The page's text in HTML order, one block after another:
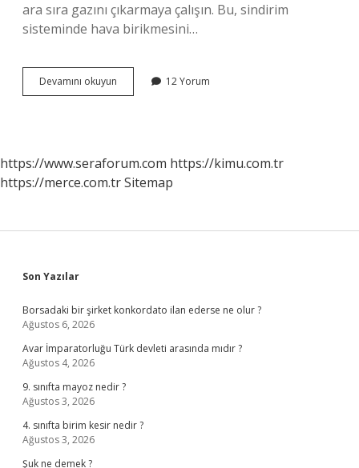
ara sıra gazını çıkarmaya çalışın. Bu, sindirim
sisteminde hava birikmesini…
Devamını okuyun
Gazına
12 Yorum
https://www.seraforum.com https://kimu.com.tr
https://merce.com.trSitemap
Sidebar
Son Yazılar
Borsadaki bir şirket konkordato ilan ederse ne olur ?
Ağustos 6, 2026
Avar İmparatorluğu Türk devleti arasında mıdır ?
Ağustos 4, 2026
9. sınıfta mayoz nedir ?
Ağustos 3, 2026
4. sınıfta birim kesir nedir ?
Ağustos 3, 2026
Şuk ne demek ?